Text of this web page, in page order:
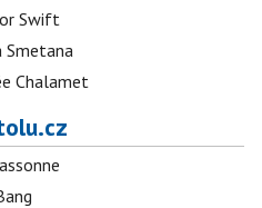
Swift
Smetana
Chalamet